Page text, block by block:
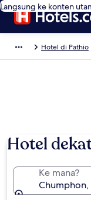
Langsung ke konten
Hotel di Pathio
Hotel
Ke mana?
Chumphon,